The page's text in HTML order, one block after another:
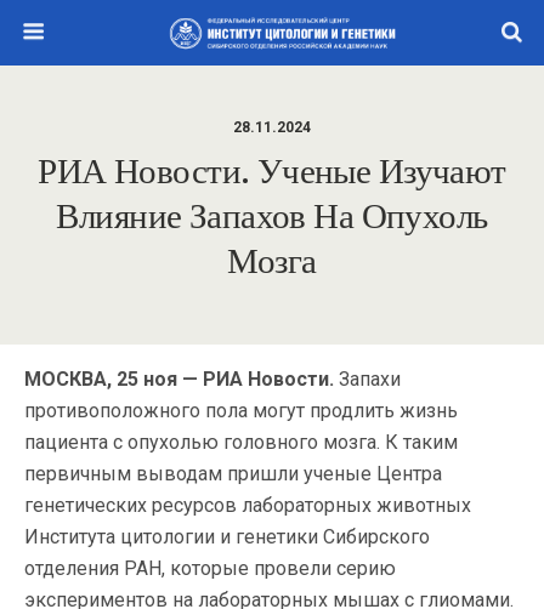
28.11.2024
РИА Новости. Ученые Изучают
Влияние Запахов На Опухоль
Мозга
МОСКВА, 25 ноя — РИА Новости. Запахи
противоположного пола могут продлить жизнь
пациента с опухолью головного мозга. К таким
первичным выводам пришли ученые Центра
генетических ресурсов лабораторных животных
Института цитологии и генетики Сибирского
отделения РАН, которые провели серию
экспериментов на лабораторных мышах с глиомами.